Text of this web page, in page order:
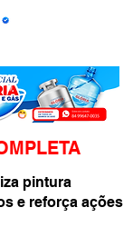
pintura
e reforça ações